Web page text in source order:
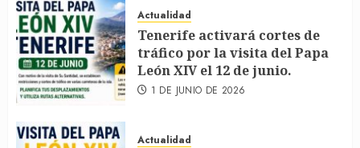
Actualidad
Tenerife activará cortes de
tráfico por la visita del Papa
León XIV el 12 de junio.
1 DE JUNIO DE 2026
Actualidad